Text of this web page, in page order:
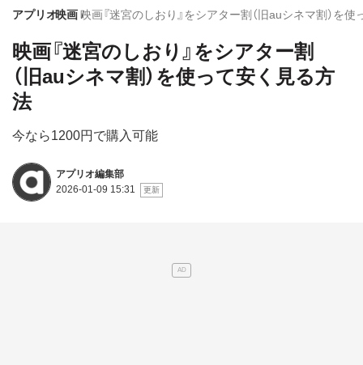
アプリオ映画 映画『迷宮のしおり』をシアター割（旧auシネマ割）を
映画『迷宮のしおり』をシアター割
（旧auシネマ割）を使って安く見る方
法
今なら1200円で購入可能
アプリオ編集部
2026-01-09 15:31